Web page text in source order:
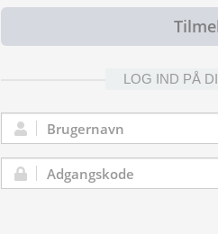
LOG IND PÅ
Brugernavn:
Adgangskode: